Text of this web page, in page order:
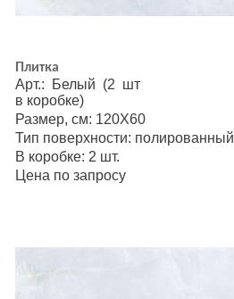
Плитка
Арт.: Белый (2 шт
в коробке)
Размер, см: 120Х60
Тип поверхности: полированный
В коробке: 2 шт.
Цена по запросу